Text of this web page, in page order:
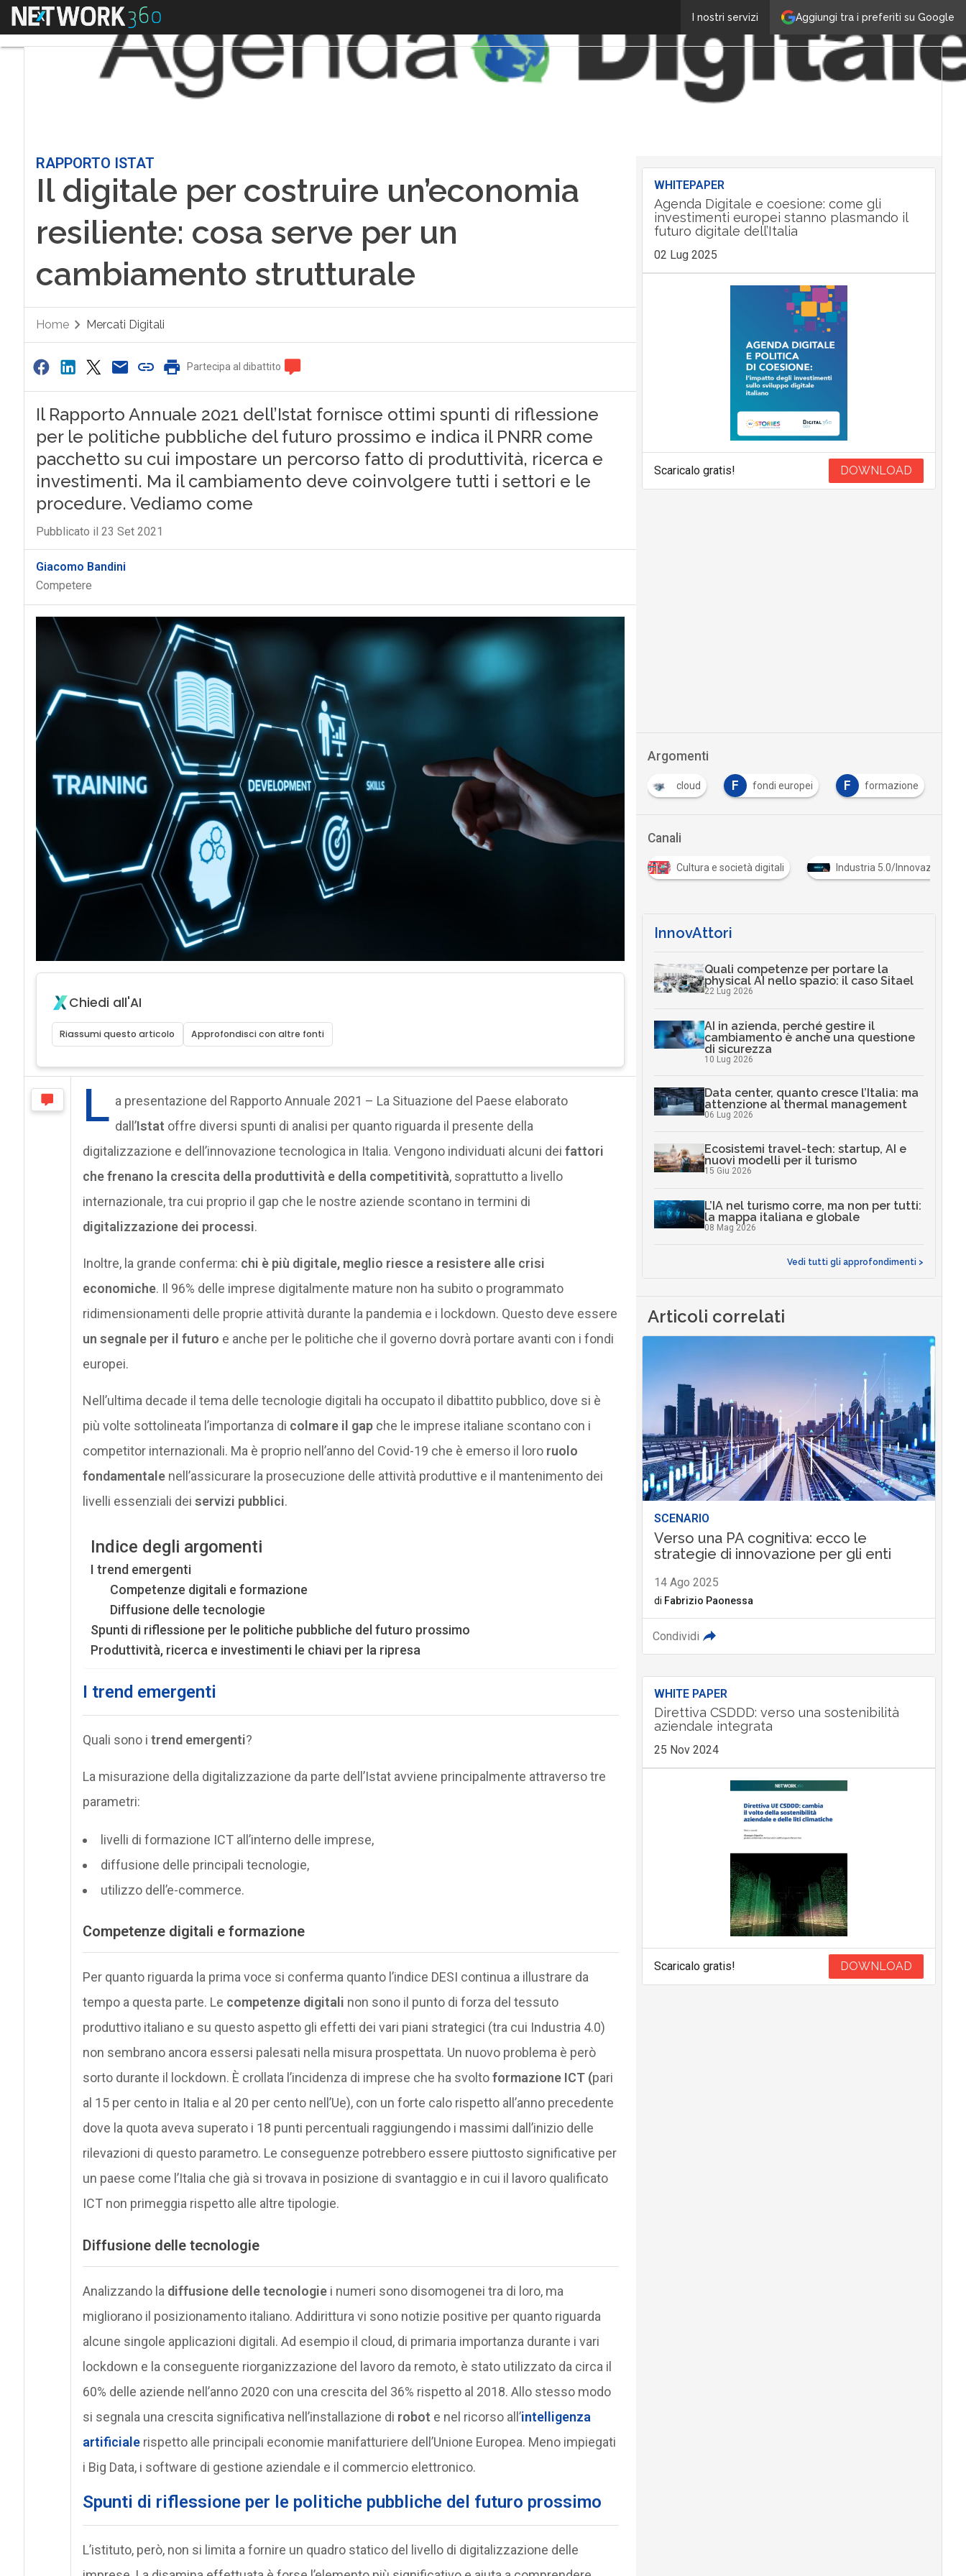
Aggiungi tra i preferiti su Google
I nostri servizi
Menu
RAPPORTO ISTAT
Il digitale per costruire un’economia
resiliente: cosa serve per un
cambiamento strutturale
Home Mercati Digitali
Partecipa al dibattito
Il Rapporto Annuale 2021 dell’Istat fornisce ottimi spunti di riflessione
per le politiche pubbliche del futuro prossimo e indica il PNRR come
pacchetto su cui impostare un percorso fatto di produttività, ricerca e
investimenti. Ma il cambiamento deve coinvolgere tutti i settori e le
procedure. Vediamo come
Pubblicato il 23 Set 2021
Giacomo Bandini
Competere
Chiedi all'AI
Riassumi questo articolo Approfondisci con altre fonti
L a presentazione del Rapporto Annuale 2021 – La Situazione del Paese elaborato
dall’Istat offre diversi spunti di analisi per quanto riguarda il presente della
digitalizzazione e dell’innovazione tecnologica in Italia. Vengono individuati alcuni dei fattori
che frenano la crescita della produttività e della competitività, soprattutto a livello
internazionale, tra cui proprio il gap che le nostre aziende scontano in termini di
digitalizzazione dei processi.
Inoltre, la grande conferma: chi è più digitale, meglio riesce a resistere alle crisi
economiche. Il 96% delle imprese digitalmente mature non ha subito o programmato
ridimensionamenti delle proprie attività durante la pandemia e i lockdown. Questo deve essere
un segnale per il futuro e anche per le politiche che il governo dovrà portare avanti con i fondi
europei.
Nell’ultima decade il tema delle tecnologie digitali ha occupato il dibattito pubblico, dove si è
più volte sottolineata l’importanza di colmare il gapche le imprese italiane scontano con i
competitor internazionali. Ma è proprio nell’anno del Covid-19 che è emerso il loro ruolo
fondamentalenell’assicurare la prosecuzione delle attività produttive e il mantenimento dei
livelli essenziali dei servizi pubblici.
Indice degli argomenti
I trend emergenti
Competenze digitali e formazione
Diffusione delle tecnologie
Spunti di riflessione per le politiche pubbliche del futuro prossimo
Produttività, ricerca e investimenti le chiavi per la ripresa
I trend emergenti
Quali sono i trend emergenti?
La misurazione della digitalizzazione da parte dell’Istat avviene principalmente attraverso tre
parametri:
livelli di formazione ICT all’interno delle imprese,
diffusione delle principali tecnologie,
utilizzo dell’e-commerce.
Competenze digitali e formazione
Per quanto riguarda la prima voce si conferma quanto l’indice DESI continua a illustrare da
tempo a questa parte. Le competenze digitali non sono il punto di forza del tessuto
produttivo italiano e su questo aspetto gli effetti dei vari piani strategici (tra cui Industria 4.0)
non sembrano ancora essersi palesati nella misura prospettata. Un nuovo problema è però
sorto durante il lockdown. È crollata l’incidenza di imprese che ha svoltoformazione ICT (pari
al 15 per cento in Italia e al 20 per cento nell’Ue), con un forte calo rispetto all’anno precedente
dove la quota aveva superato i 18 punti percentuali raggiungendo i massimi dall’inizio delle
rilevazioni di questo parametro. Le conseguenze potrebbero essere piuttosto significative per
un paese come l’Italia che già si trovava in posizione di svantaggio e in cui il lavoro qualificato
ICT non primeggia rispetto alle altre tipologie.
Diffusione delle tecnologie
Analizzando la diffusione delle tecnologiei numeri sono disomogenei tra di loro, ma
migliorano il posizionamento italiano. Addirittura vi sono notizie positive per quanto riguarda
alcune singole applicazioni digitali. Ad esempio il cloud, di primaria importanza durante i vari
lockdown e la conseguente riorganizzazione del lavoro da remoto, è stato utilizzato da circa il
60% delle aziende nell’anno 2020 con una crescita del 36% rispetto al 2018. Allo stesso modo
si segnala una crescita significativa nell’installazione di robot e nel ricorso all’intelligenza
artificialerispetto alle principali economie manifatturiere dell’Unione Europea. Meno impiegati
i Big Data, i software di gestione aziendale e il commercio elettronico.
Spunti di riflessione per le politiche pubbliche del futuro prossimo
L’istituto, però, non si limita a fornire un quadro statico del livello di digitalizzazione delle
WHITEPAPER
Agenda Digitale e coesione: come gli
investimenti europei stanno plasmando il
futuro digitale dell’Italia
02 Lug 2025
Scaricalo gratis! DOWNLOAD
Argomenti
B cloud F fondi europei F formazione
Canali
Cultura e società digitali Industria 5.0/Innovazione in
InnovAttori
Quali competenze per portare la
physical AI nello spazio: il caso Sitael
22 Lug 2026
AI in azienda, perché gestire il
cambiamento è anche una questione
di sicurezza
10 Lug 2026
Data center, quanto cresce l’Italia: ma
attenzione al thermal management
06 Lug 2026
Ecosistemi travel-tech: startup, AI e
nuovi modelli per il turismo
15 Giu 2026
L’IA nel turismo corre, ma non per tutti:
la mappa italiana e globale
08 Mag 2026
Vedi tutti gli approfondimenti >
Articoli correlati
SCENARIO
Verso una PA cognitiva: ecco le
strategie di innovazione per gli enti
14 Ago 2025
di Fabrizio Paonessa
Condividi
WHITE PAPER
Direttiva CSDDD: verso una sostenibilità
aziendale integrata
25 Nov 2024
Scaricalo gratis! DOWNLOAD